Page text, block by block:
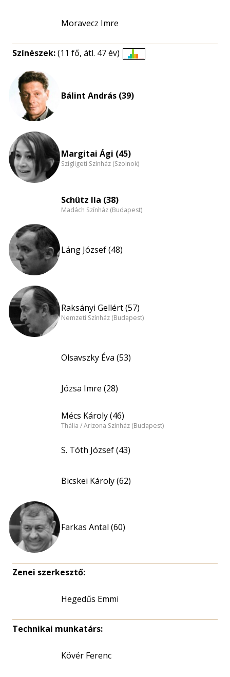
Moravecz Imre
Színészek:(11 fő, átl. 47 év)
Bálint András (39)
Margitai Ági (45)
Szigligeti Színház (Szolnok)
Schütz Ila (38)
Madách Színház (Budapest)
Láng József (48)
Raksányi Gellért (57)
Nemzeti Színház (Budapest)
Olsavszky Éva (53)
Józsa Imre (28)
Mécs Károly (46)
Thália / Arizona Színház (Budapest)
S. Tóth József (43)
Bicskei Károly (62)
Farkas Antal (60)
Zenei szerkesztő:
Hegedűs Emmi
Technikai munkatárs:
Kövér Ferenc